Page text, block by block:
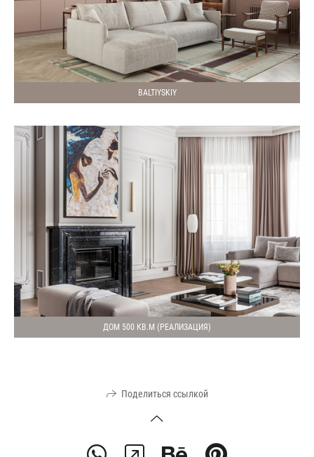
BALTIYSKIY
ДОМ 500 КВ.М (РЕАЛИЗАЦИЯ)
Поделиться ссылкой